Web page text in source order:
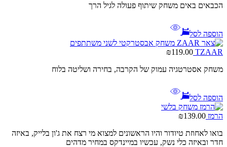
הכבאים באים משחק שיתוף פעולה לגיל הרך
הוספה לסל
TZAAR
₪119.00
משחק אסטרטגיה עמוק של הקרבה, בחירה ושליטה בלוח
הוספה לסל
הרמז ₪139.00
בואו לאחוזת טיודור והיו הראשונים למצוא מי רצח את ג'ון בלייק, באיזה
חדר ובאיזה כלי נשק, עכשיו במיינדקס במחיר מדהים